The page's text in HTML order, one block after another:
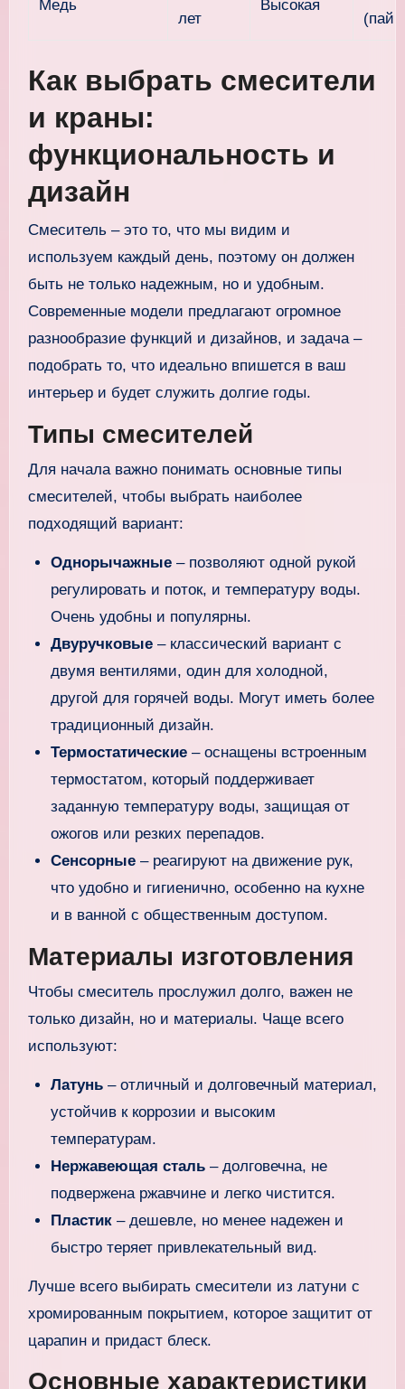
Медь
лет
Высокая
Как выбрать смесители
и краны:
функциональность и
дизайн
Смеситель – это то, что мы видим и
используем каждый день, поэтому он должен
быть не только надежным, но и удобным.
Современные модели предлагают огромное
разнообразие функций и дизайнов, и задача –
подобрать то, что идеально впишется в ваш
интерьер и будет служить долгие годы.
Типы смесителей
Для начала важно понимать основные типы
смесителей, чтобы выбрать наиболее
подходящий вариант:
Однорычажные – позволяют одной рукой
регулировать и поток, и температуру воды.
Очень удобны и популярны.
Двуручковые – классический вариант с
двумя вентилями, один для холодной,
другой для горячей воды. Могут иметь более
традиционный дизайн.
Термостатические – оснащены встроенным
термостатом, который поддерживает
заданную температуру воды, защищая от
ожогов или резких перепадов.
Сенсорные – реагируют на движение рук,
что удобно и гигиенично, особенно на кухне
и в ванной с общественным доступом.
Материалы изготовления
Чтобы смеситель прослужил долго, важен не
только дизайн, но и материалы. Чаще всего
используют:
Латунь – отличный и долговечный материал,
устойчив к коррозии и высоким
температурам.
Нержавеющая сталь – долговечна, не
подвержена ржавчине и легко чистится.
Пластик – дешевле, но менее надежен и
быстро теряет привлекательный вид.
Лучше всего выбирать смесители из латуни с
хромированным покрытием, которое защитит от
царапин и придаст блеск.
Основные характеристики